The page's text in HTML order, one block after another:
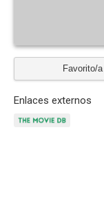
Favorito/a
Enlaces externos